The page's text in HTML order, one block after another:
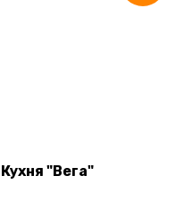
Кухня "Вега"